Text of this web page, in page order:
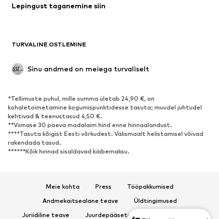
Mantlid
Sündmused
Eksklusiivne
JALANÕUD
Uus
Vabaaja jalanõud
Pahkluusaapad
Kontsasaapad ja -kingad
Saapad
Toasussid
Eksklusiivne
Lepingust taganemine siin
TURVALINE OSTLEMINE
Sinu andmed on meiega turvaliselt
*Tellimuste puhul, mille summa ületab 24,90 €, on
kohaletoimetamine kogumispunktidesse tasuta; muudel juhtudel
kehtivad & teenustasud 4,50 €.
**Viimase 30 päeva madalaim hind enne hinnaalandust.
****Tasuta kõigist Eesti võrkudest. Välismaalt helistamisel võivad
rakendada tasud.
******Kõik hinnad sisaldavad käibemaksu.
Meie kohta Press
Tööpakkumised
Andmekaitsealane teave
Üldtingimused
Juriidiline teave
Juurdepääsetavus